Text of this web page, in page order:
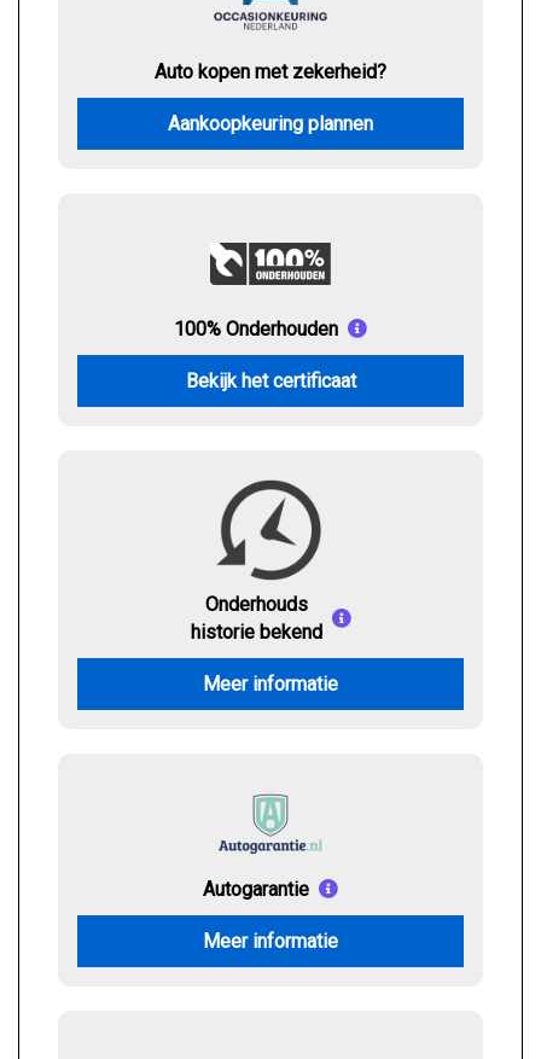
Auto kopen met zekerheid?
Aankoopkeuring plannen
100% Onderhouden
Bekijk het certificaat
Onderhouds
historie bekend
Meer informatie
Autogarantie
Meer informatie